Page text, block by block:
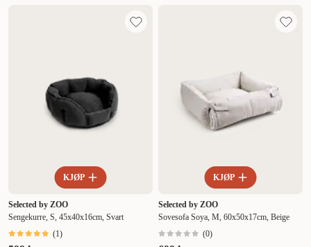
KJØP
Selected by ZOO
Sengekurre, S, 45x40x16cm, Svart
(1)
KJØP
Selected by ZOO
Sovesofa Soya, M, 60x50x17cm, Beige
(0)